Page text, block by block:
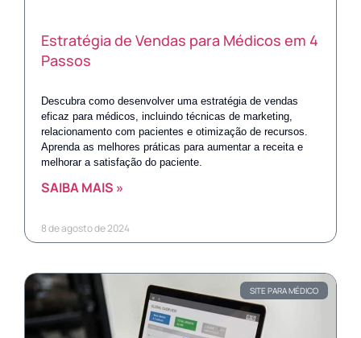
Estratégia de Vendas para Médicos em 4
Passos
Descubra como desenvolver uma estratégia de vendas
eficaz para médicos, incluindo técnicas de marketing,
relacionamento com pacientes e otimização de recursos.
Aprenda as melhores práticas para aumentar a receita e
melhorar a satisfação do paciente.
SAIBA MAIS »
8 de agosto de 2024
SITE PARA MÉDICO